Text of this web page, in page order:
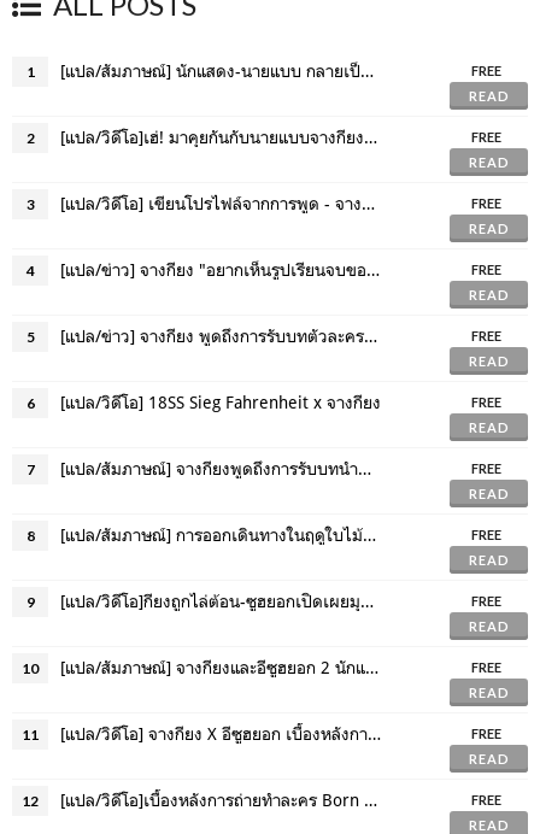
1 [แปล/สัมภาษณ์] นักแสดง-นายแบบ กลายเป็นขวัญใจของผู้ชมทีวี
FREE
READ
2 [แปล/วิดีโอ]เฮ่! มาคุยกันกับนายแบบจางกียง แบบกันเอง
FREE
READ
3 [แปล/วิดีโอ] เขียนโปรไฟล์จากการพูด - จางกียงกับคำถามที่ไม่เคยเจอ
FREE
READ
4 [แปล/ข่าว] จางกียง "อยากเห็นรูปเรียนจบของผม?"
FREE
READ
5 [แปล/ข่าว] จางกียง พูดถึงการรับบทตัวละครของเขาในเรื่อง My Mister
FREE
READ
6 [แปล/วิดีโอ] 18SS Sieg Fahrenheit x จางกียง
FREE
READ
7 [แปล/สัมภาษณ์] จางกียงพูดถึงการรับบทนำครั้งแรกในละครเรื่อง Come and Hug Me
FREE
READ
8 [แปล/สัมภาษณ์] การออกเดินทางในฤดูใบไม้ร่วงของจางกียง
FREE
READ
9 [แปล/วิดีโอ]กียงถูกไล่ต้อน-ซูฮยอกเปิดเผยมุขคุณลุงของจางกียง
FREE
READ
10 [แปล/สัมภาษณ์] จางกียงและอีซูฮยอก 2 นักแสดงที่ 1 คนรับ 2 บทบาทในละคร Born Again
FREE
READ
11 [แปล/วิดีโอ] จางกียง X อีซูฮยอก เบื้องหลังการถ่ายโปสเตอร์ละคร Born Again
FREE
READ
12 [แปล/วิดีโอ]เบื้องหลังการถ่ายทำละคร Born Again ของตอนที่ 5-8
FREE
READ